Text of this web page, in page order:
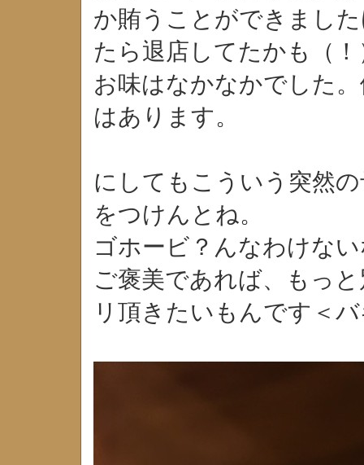
か賄うことができまし
たら退店してたかも（！
お味はなかなかでした
はあります。
にしてもこういう突然
をつけんとね。
ゴホービ？んなわけな
ご褒美であれば、もっ
リ頂きたいもんです＜